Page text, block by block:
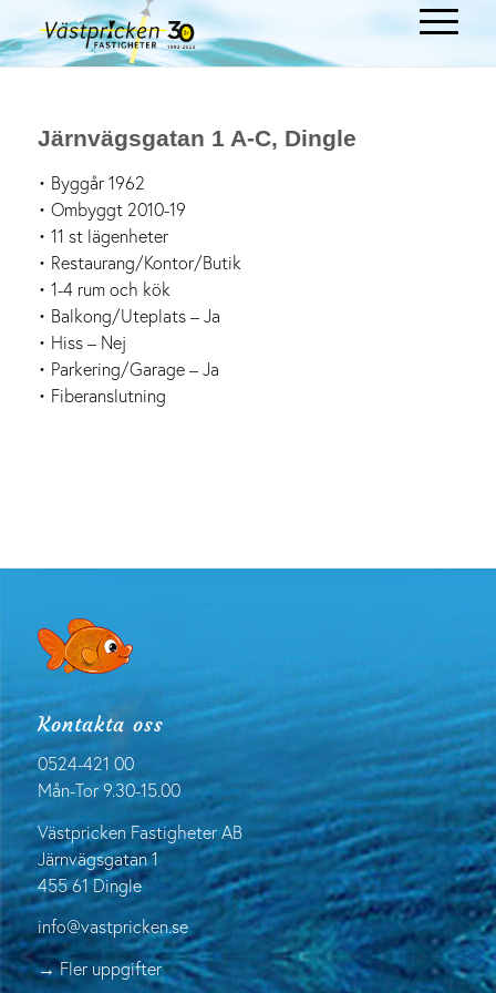
Järnvägsgatan 1 A-C, Dingle
• Byggår 1962
• Ombyggt 2010-19
• 11 st lägenheter
• Restaurang/Kontor/Butik
• 1-4 rum och kök
• Balkong/Uteplats – Ja
• Hiss – Nej
• Parkering/Garage – Ja
• Fiberanslutning
Kontakta oss
0524-421 00
Mån-Tor 9.30-15.00
Västpricken Fastigheter AB
Järnvägsgatan 1
455 61 Dingle
info@vastpricken.se
→ Fler uppgifter